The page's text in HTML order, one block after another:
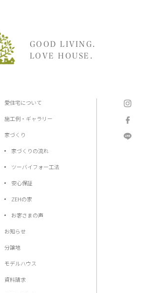
GOOD LIVING.
LOVE HOUSE.
愛住宅について
施工例・ギャラリー
家づくり
家づくりの流れ
ツーバイフォー工法
安心保証
ZEHの家
お客さまの声
お知らせ
分譲地
モデルハウス
資料請求